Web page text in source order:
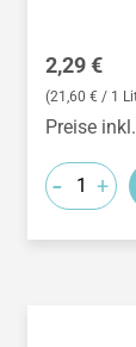
Regulärer
2,29 €
(21,60 € / 1
Preise
- +